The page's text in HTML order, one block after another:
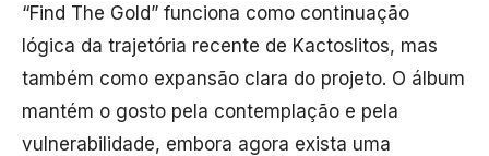
“Find The Gold” funciona como continuação
lógica da trajetória recente de Kactoslitos, mas
também como expansão clara do projeto. O álbum
mantém o gosto pela contemplação e pela
vulnerabilidade, embora agora exista uma